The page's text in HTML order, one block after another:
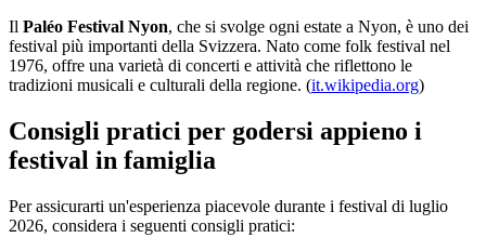
Il Paléo Festival Nyon, che si svolge ogni estate a Nyon, è uno dei
festival più importanti della Svizzera. Nato come folk festival nel
1976, offre una varietà di concerti e attività che riflettono le
tradizioni musicali e culturali della regione. (it.wikipedia.org)
Consigli pratici per godersi appieno i
festival in famiglia
Per assicurarti un'esperienza piacevole durante i festival di luglio
2026, considera i seguenti consigli pratici: